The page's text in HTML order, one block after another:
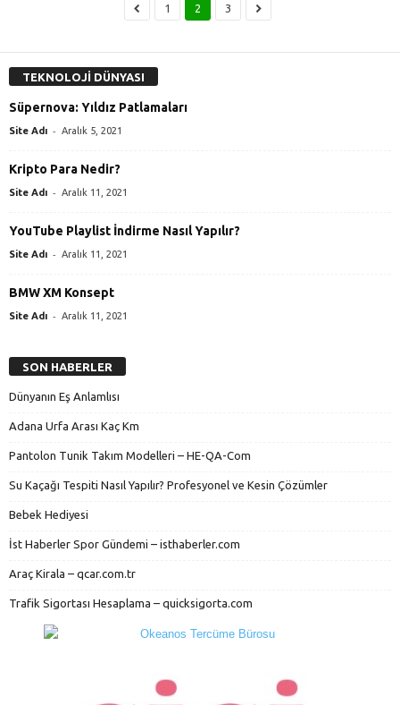
1 2 3
TEKNOLOJİ DÜNYASI
Süpernova: Yıldız Patlamaları
Site Adı - Aralık 5, 2021
Kripto Para Nedir?
Site Adı - Aralık 11, 2021
YouTube Playlist İndirme Nasıl Yapılır?
Site Adı - Aralık 11, 2021
BMW XM Konsept
Site Adı - Aralık 11, 2021
SON HABERLER
Dünyanın Eş Anlamlısı
Adana Urfa Arası Kaç Km
Pantolon Tunik Takım Modelleri – HE-QA-Com
Su Kaçağı Tespiti Nasıl Yapılır? Profesyonel ve Kesin Çözümler
Bebek Hediyesi
İst Haberler Spor Gündemi – isthaberler.com
Araç Kirala – qcar.com.tr
Trafik Sigortası Hesaplama – quicksigorta.com